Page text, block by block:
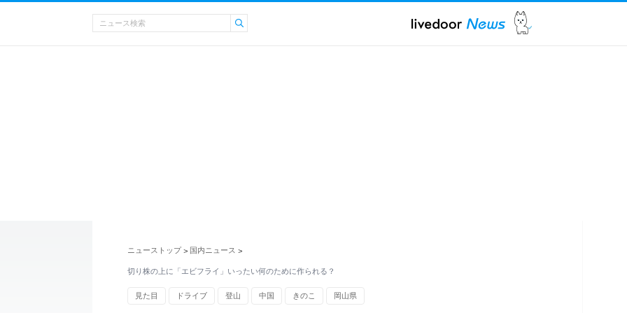
ニューストップ > 国内ニュース >
切り株の上に「エビフライ」いったい何のために作られる？
見た目 ドライブ 登山 中国 きのこ 岡山県